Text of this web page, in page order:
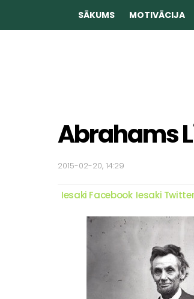
SĀKUMS MOTIVĀCIJA
Abrahams
2015-02-20, 14:29
Iesaki Facebook Iesaki Twitter